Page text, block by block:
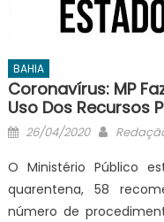
BAHIA
Coronavírus: MP
Uso Dos Recursos
Posted
26/04/2020 Author
O Ministério Público
quarentena, 58
número de